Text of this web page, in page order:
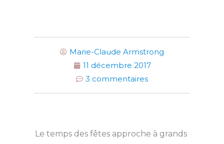
Marie-Claude Armstrong
11 décembre 2017
3 commentaires
Le temps des fêtes approche à grands